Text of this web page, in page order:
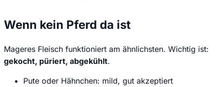
Wenn kein Pferd da ist
Mageres Fleisch funktioniert am ähnlichsten. Wichtig ist:
gekocht, püriert, abgekühlt.
Pute oder Hähnchen: mild, gut akzeptiert